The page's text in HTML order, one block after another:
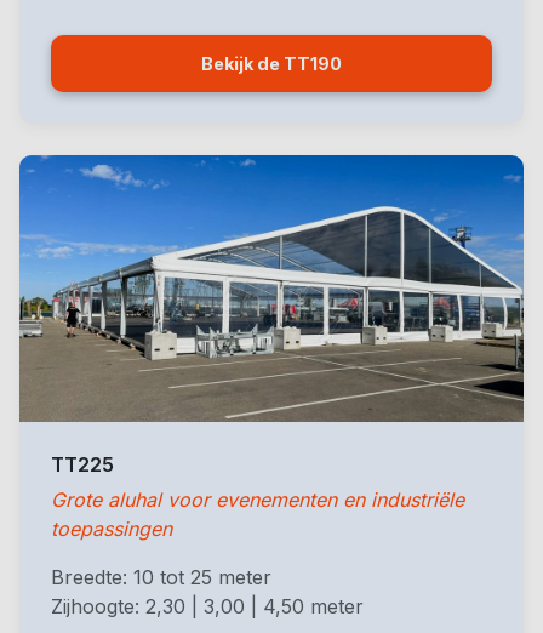
Bekijk de TT190
TT225
Grote aluhal voor evenementen en industriële
toepassingen
Breedte: 10 tot 25 meter
Zijhoogte: 2,30 | 3,00 | 4,50 meter